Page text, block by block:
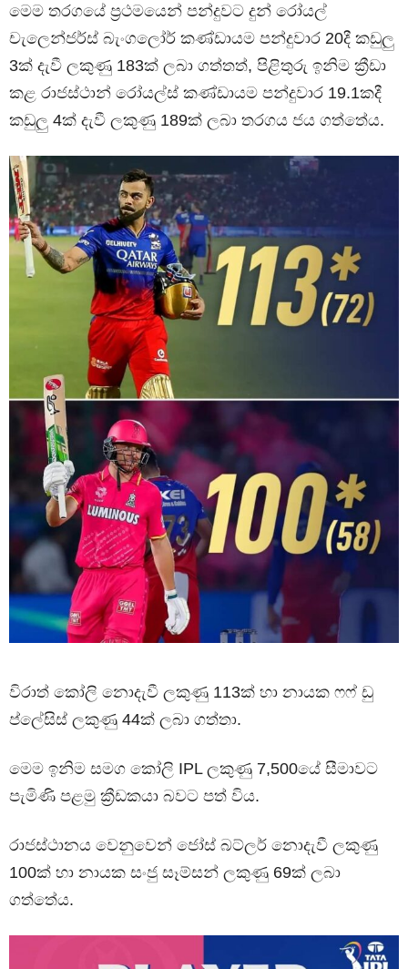
මෙම තරගයේ ප්‍රථමයෙන් පන්දුවට දුන් රෝයල්
චැලෙන්ජර්ස් බැංගලෝර් කණ්ඩායම පන්දුවාර 20දී කඩුලු
3ක් දැවී ලකුණු 183ක් ලබා ගත්තත්, පිළිතුරු ඉනිම ක්‍රීඩා
කළ රාජස්ථාන් රෝයල්ස් කණ්ඩායම පන්දුවාර 19.1කදී
කඩුලු 4ක් දැවී ලකුණු 189ක් ලබා තරගය ජය ගත්තේය.
විරාත් කෝලි නොදැවී ලකුණු 113ක් හා නායක ෆෆ් ඩු
ප්ලේසිස් ලකුණු 44ක් ලබා ගත්තා.
මෙම ඉනිම සමග කෝලි IPL ලකුණු 7,500යේ සීමාවට
පැමිණි පළමු ක්‍රීඩකයා බවට පත් විය.
රාජස්ථානය වෙනුවෙන් ජෝස් බට්ලර් නොදැවී ලකුණු
100ක් හා නායක සංජු සෑම්සන් ලකුණු 69ක් ලබා
ගත්තේය.